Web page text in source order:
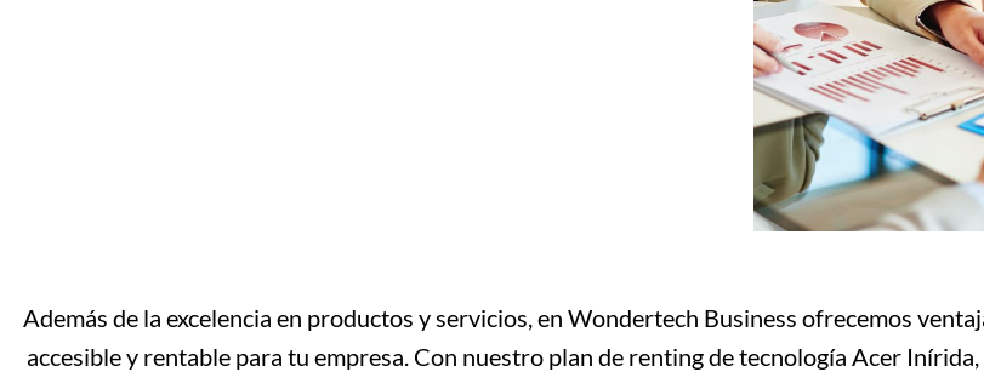
Además de la excelencia en productos y servicios, en Wondertech Business ofrecemos
accesible y rentable para tu empresa. Con nuestro plan de renting de tecnología Acer